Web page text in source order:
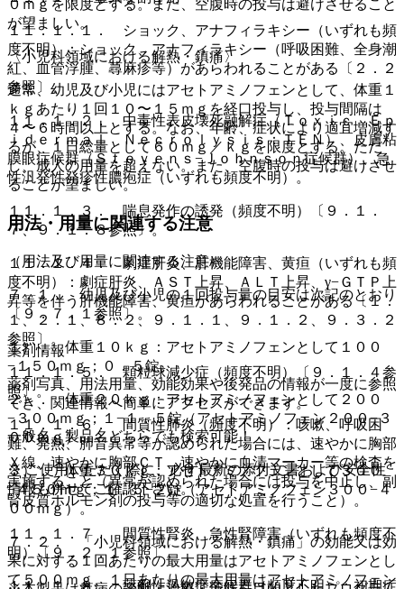
１１．１．１． ショック、アナフィラキシー（いずれも頻
度不明）：ショック、アナフィラキシー（呼吸困難、全身潮
紅、血管浮腫、蕁麻疹等）があらわれることがある〔２．２
参照〕。
１１．１．２． 中毒性表皮壊死融解症（Ｔｏｘｉｃ Ｅｐ
ｉｄｅｒｍａｌ Ｎｅｃｒｏｌｙｓｉｓ：ＴＥＮ）、皮膚粘
膜眼症候群（Ｓｔｅｖｅｎｓ−Ｊｏｈｎｓｏｎ症候群）、急
性汎発性発疹性膿疱症（いずれも頻度不明）。
１１．１．３． 喘息発作の誘発（頻度不明）〔９．１．
７、９．１．８参照〕。
１１．１．４． 劇症肝炎、肝機能障害、黄疸（いずれも頻
度不明）：劇症肝炎、ＡＳＴ上昇、ＡＬＴ上昇、γ−ＧＴＰ上
昇等を伴う肝機能障害、黄疸があらわれることがある〔１．
１、２．１、８．２、９．１．１、９．１．２、９．３．２
参照〕。
１１．１．５． 顆粒球減少症（頻度不明）〔９．１．４参
照〕。
１１．１．６． 間質性肺炎（頻度不明）：咳嗽、呼吸困
難、発熱、肺音異常等が認められた場合には、速やかに胸部
Ｘ線、速やかに胸部ＣＴ、速やかに血清マーカー等の検査を
実施すること（異常が認められた場合には投与を中止し、副
腎皮質ホルモン剤の投与等の適切な処置を行うこと）。
１１．１．７． 間質性腎炎、急性腎障害（いずれも頻度不
明）〔９．２．１参照〕。
１１．１．８． 薬剤性過敏症症候群（頻度不明）：初期症
０ｍｇを限度とする。また、空腹時の投与は避けさせること
が望ましい。
〈小児科領域における解熱・鎮痛〉
通常、幼児及び小児にはアセトアミノフェンとして、体重１
ｋｇあたり１回１０〜１５ｍｇを経口投与し、投与間隔は
４〜６時間以上とする。なお、年齢、症状により適宜増減す
るが、１日総量として６０ｍｇ／ｋｇを限度とする。ただ
し、成人の用量を超えない。また、空腹時の投与は避けさせ
ることが望ましい。
用法・用量に関連する注意
（用法及び用量に関連する注意）
７．１． 幼児及び小児の１回投与量の目安は次記のとおり
〔９．７．１参照〕。
１）． 体重１０ｋｇ：アセトアミノフェンとして１００
−１５０ｍｇ；０．５錠。
２）． 体重２０ｋｇ：アセトアミノフェンとして２００
−３００ｍｇ；１−１．５錠（アセトアミノフェン２００−３
００ｍｇ）。
３）． 体重３０ｋｇ：アセトアミノフェンとして３００
−４５０ｍｇ；１．５−２錠（アセトアミノフェン３００−４
００ｍｇ）。
７．２． 「小児科領域における解熱・鎮痛」の効能又は効
果に対する１回あたりの最大用量はアセトアミノフェンとし
て５００ｍｇ、１日あたりの最大用量はアセトアミノフェン
薬剤情報
薬剤写真、用法用量、効能効果や後発品の情報が一度に参照
でき、関連情報へ簡単にアクセスができます。
一般名、製品名どちらでも検索可能！
※ ご使用いただく際に、必ず最新の添付文書および安全性
情報も併せてご確認下さい。